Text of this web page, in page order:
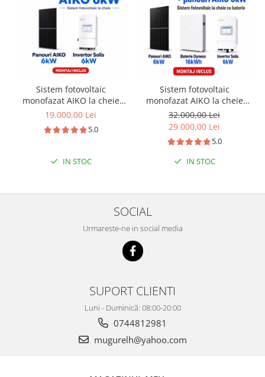
Sistem fotovoltaic
monofazat AIKO la cheie
6kW + instalare
19.000,00 Lei
5.0
IN STOC
Sistem fotovoltaic
monofazat AIKO la cheie
6kW + baterie Dyness
16kWh + instalare
32.000,00 Lei
29.000,00 Lei
5.0
IN STOC
SOCIAL
Urmareste-ne in social media
SUPORT CLIENTI
Luni - Duminică: 08:00-20:00
0744812981
mugurelh@yahoo.com